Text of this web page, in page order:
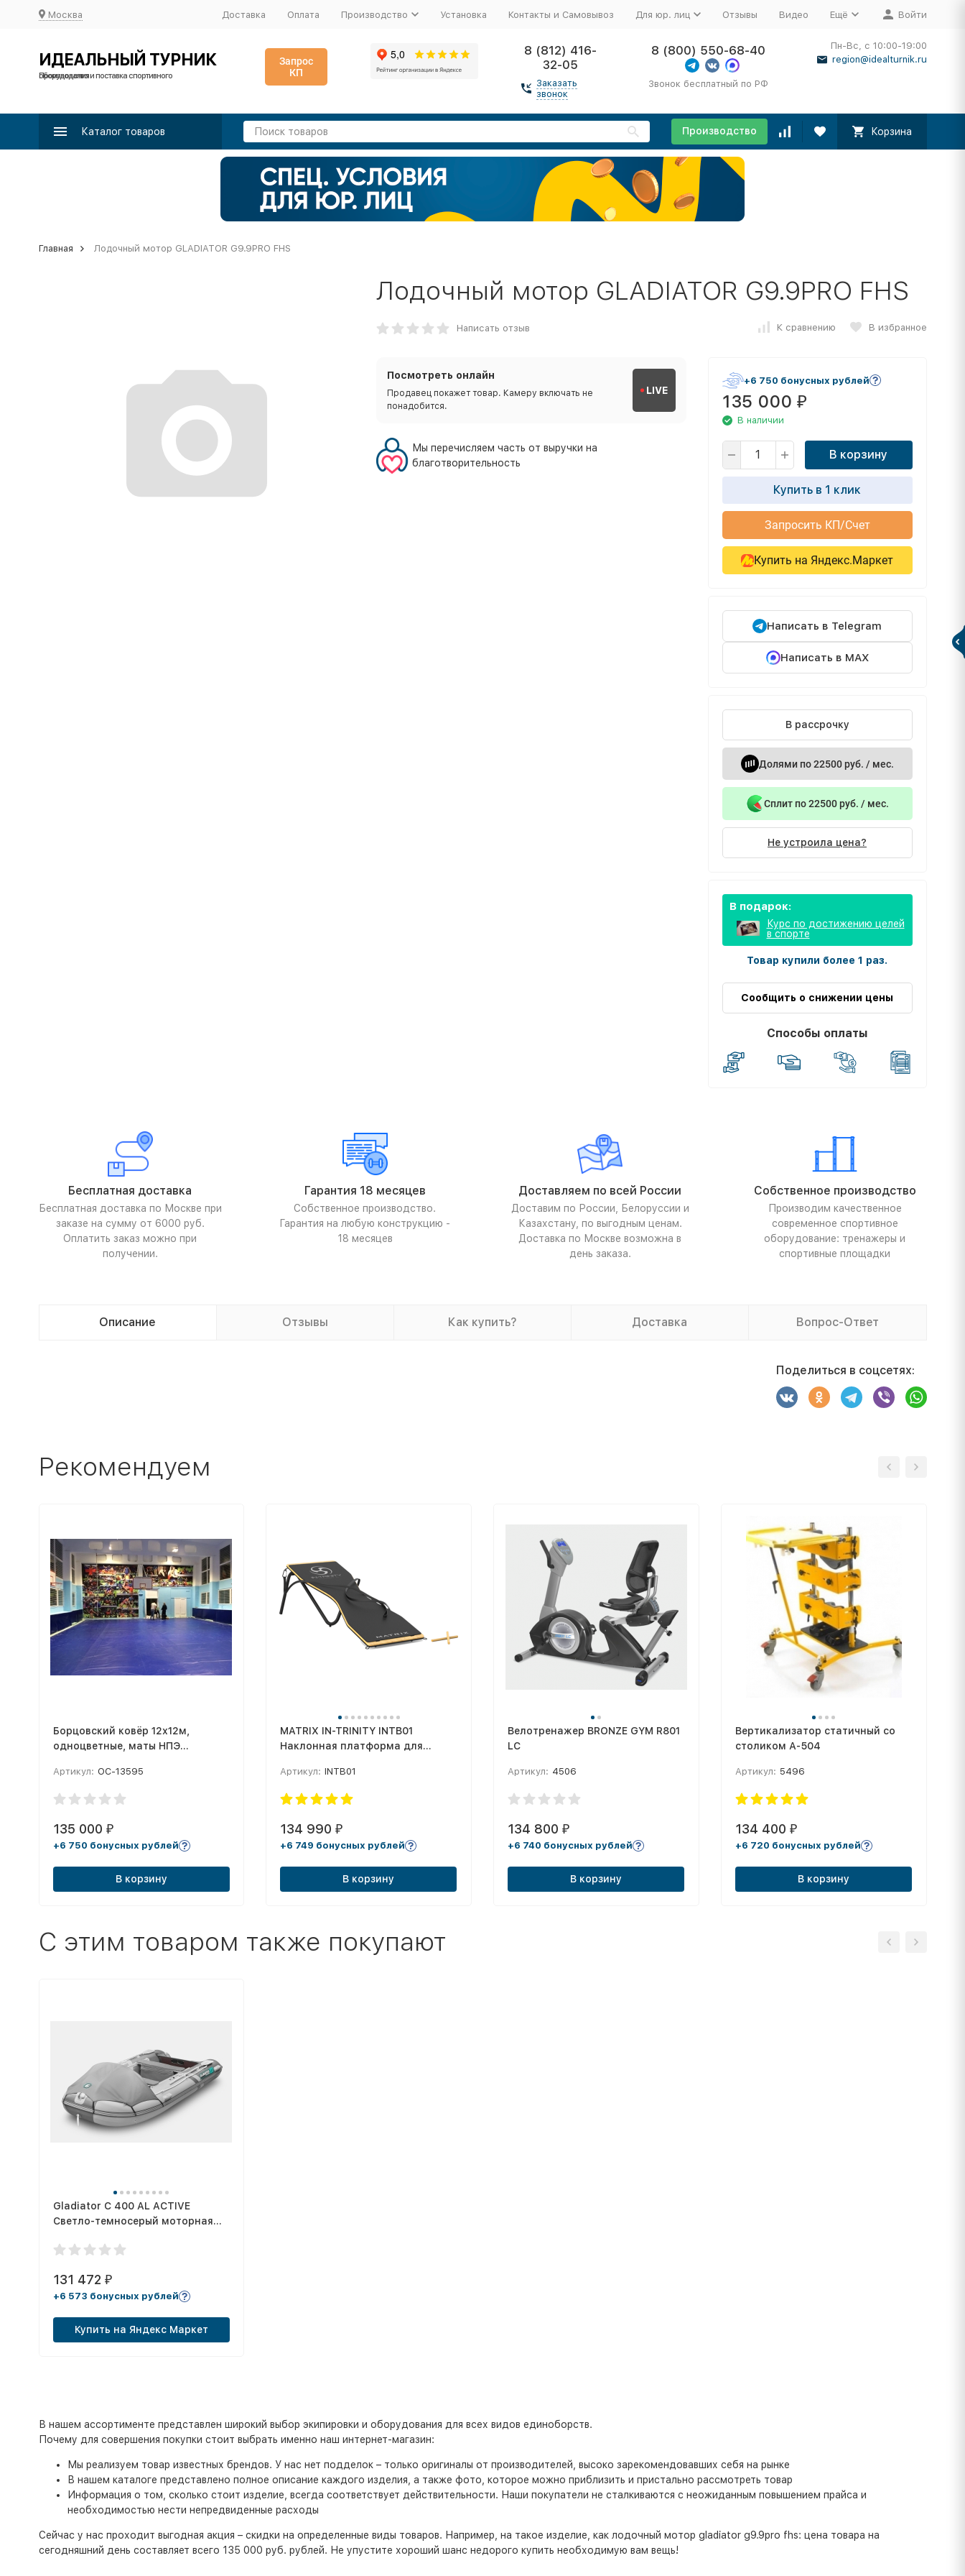
Москва Доставка Оплата Производство Установка Контакты и Самовывоз Для юр. лиц Отзывы Видео Ещё Войти
ИДЕАЛЬНЫЙ ТУРНИК
Производство и поставка спортивного оборудования
Запрос
КП
8 (812) 416-
32-05
Заказать
звонок
8 (800) 550-68-40
Звонок бесплатный по РФ
Пн-Вс, с 10:00-19:00
region@idealturnik.ru
Каталог товаров Производство Корзина
Главная Лодочный мотор GLADIATOR G9.9PRO FHS
Лодочный мотор GLADIATOR G9.9PRO FHS
Написать отзыв К сравнению В избранное
Посмотреть онлайн
Продавец покажет товар. Камеру включать не
понадобится.
LIVE
Мы перечисляем часть от выручки на
благотворительность
+6 750 бонусных рублей
135 000 ₽
В наличии
В корзину
Купить в 1 клик
Запросить КП/Счет
Купить на Яндекс.Маркет
Написать в Telegram
Написать в MAX
В рассрочку
Долями по 22500 руб. / мес.
Сплит по 22500 руб. / мес.
Не устроила цена?
В подарок:
Курс по достижению целей
в спорте
Товар купили более 1 раз.
Сообщить о снижении цены
Способы оплаты
Бесплатная доставка
Бесплатная доставка по Москве при
заказе на сумму от 6000 руб.
Оплатить заказ можно при
получении.
Гарантия 18 месяцев
Собственное производство.
Гарантия на любую конструкцию -
18 месяцев
Доставляем по всей России
Доставим по России, Белоруссии и
Казахстану, по выгодным ценам.
Доставка по Москве возможна в
день заказа.
Собственное производство
Производим качественное
современное спортивное
оборудование: тренажеры и
спортивные площадки
Описание Отзывы Как купить? Доставка Вопрос-Ответ
Поделиться в соцсетях:
Рекомендуем
Борцовский ковёр 12х12м,
одноцветные, маты НПЭ
Артикул: ОС-13595
135 000 ₽
+6 750 бонусных рублей
В корзину
MATRIX IN-TRINITY INTB01
Наклонная платформа для
Артикул: INTB01
134 990₽
+6 749 бонусных рублей
В корзину
Велотренажер BRONZE GYM R801
LC
Артикул: 4506
134 800 ₽
+6 740 бонусных рублей
В корзину
Вертикализатор статичный со
столиком А-504
Артикул: 5496
134 400 ₽
+6 720 бонусных рублей
В корзину
C этим товаром также покупают
Gladiator C 400 AL ACTIVE
Светло-темносерый моторная
131 472 ₽
+6 573 бонусных рублей
Купить на Яндекс Маркет
В нашем ассортименте представлен широкий выбор экипировки и оборудования для всех видов единоборств.
Почему для совершения покупки стоит выбрать именно наш интернет-магазин:
Мы реализуем товар известных брендов. У нас нет подделок – только оригиналы от производителей, высоко зарекомендовавших себя на рынке
В нашем каталоге представлено полное описание каждого изделия, а также фото, которое можно приблизить и пристально рассмотреть товар
Информация о том, сколько стоит изделие, всегда соответствует действительности. Наши покупатели не сталкиваются с неожиданным повышением прайса и
необходимостью нести непредвиденные расходы
Сейчас у нас проходит выгодная акция – скидки на определенные виды товаров. Например, на такое изделие, как лодочный мотор gladiator g9.9pro fhs: цена товара на
сегодняшний день составляет всего 135 000 руб. рублей. Не упустите хороший шанс недорого купить необходимую вам вещь!